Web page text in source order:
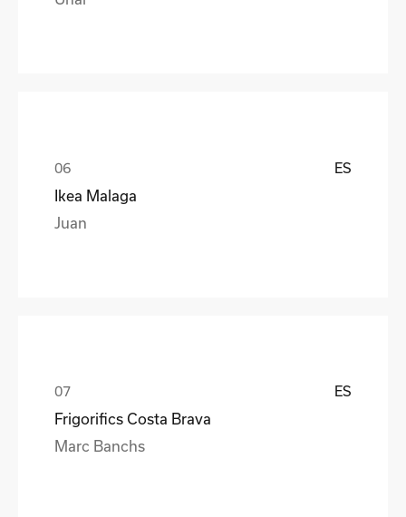
ES
Ikea Malaga
Juan
ES
Frigorifics Costa Brava
Marc Banchs